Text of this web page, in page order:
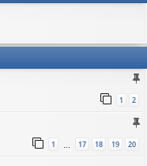
u
1 2
1 … 17 18 19 20